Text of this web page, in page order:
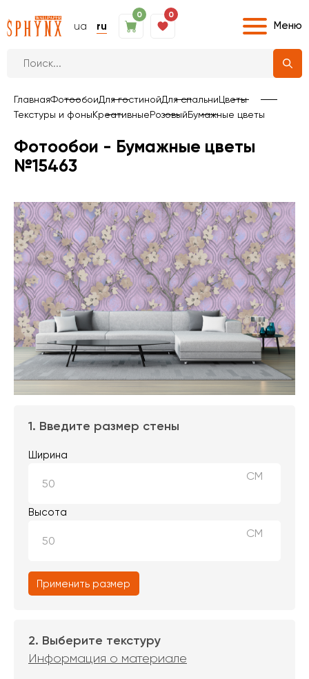
ua ru
0 0
Меню
ГлавнаяФотообоиДля гостинойДля спальниЦветы
Текстуры и фоныКреативныеРозовыйБумажные цветы
Фотообои - Бумажные цветы
№15463
1. Введите размер стены
Ширина
СМ
Высота
СМ
Применить размер
2. Выберите текстуру
Информация о материале